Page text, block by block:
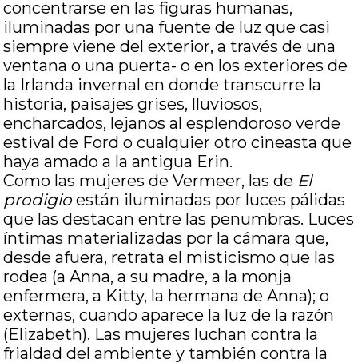
concentrarse en las figuras humanas,
iluminadas por una fuente de luz que casi
siempre viene del exterior, a través de una
ventana o una puerta- o en los exteriores de
la Irlanda invernal en donde transcurre la
historia, paisajes grises, lluviosos,
encharcados, lejanos al esplendoroso verde
estival de Ford o cualquier otro cineasta que
haya amado a la antigua Erin.
Como las mujeres de Vermeer, las de El
prodigioestán iluminadas por luces pálidas
que las destacan entre las penumbras. Luces
íntimas materializadas por la cámara que,
desde afuera, retrata el misticismo que las
rodea (a Anna, a su madre, a la monja
enfermera, a Kitty, la hermana de Anna); o
externas, cuando aparece la luz de la razón
(Elizabeth). Las mujeres luchan contra la
frialdad del ambiente y también contra la